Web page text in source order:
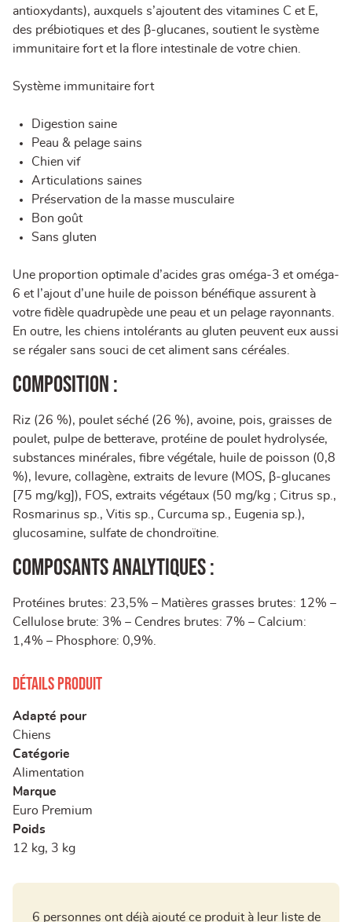
antioxydants), auxquels s’ajoutent des vitamines C et E,
des prébiotiques et des β-glucanes, soutient le système
immunitaire fort et la flore intestinale de votre chien.
Système immunitaire fort
Digestion saine
Peau & pelage sains
Chien vif
Articulations saines
Préservation de la masse musculaire
Bon goût
Sans gluten
Une proportion optimale d’acides gras oméga-3 et oméga-
6 et l’ajout d’une huile de poisson bénéfique assurent à
votre fidèle quadrupède une peau et un pelage rayonnants.
En outre, les chiens intolérants au gluten peuvent eux aussi
se régaler sans souci de cet aliment sans céréales.
Composition :
Riz (26 %), poulet séché (26 %), avoine, pois, graisses de
poulet, pulpe de betterave, protéine de poulet hydrolysée,
substances minérales, fibre végétale, huile de poisson (0,8
%), levure, collagène, extraits de levure (MOS, β-glucanes
[75 mg/kg]), FOS, extraits végétaux (50 mg/kg ; Citrus sp.,
Rosmarinus sp., Vitis sp., Curcuma sp., Eugenia sp.),
glucosamine, sulfate de chondroïtine.
Composants analytiques :
Protéines brutes: 23,5% – Matières grasses brutes: 12% –
Cellulose brute: 3% – Cendres brutes: 7% – Calcium:
1,4% – Phosphore: 0,9%.
Détails produit
Adapté pour
Chiens
Catégorie
Alimentation
Marque
Euro Premium
Poids
12 kg, 3 kg
6 personnes ont déjà ajouté ce produit à leur liste de